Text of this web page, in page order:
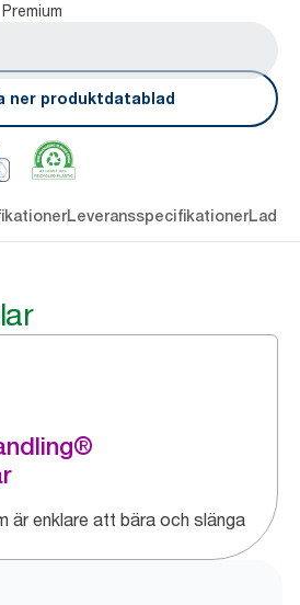
Premium
ner produktdatablad
LeveransspecifikationerLadda
är enklare att bära och slänga